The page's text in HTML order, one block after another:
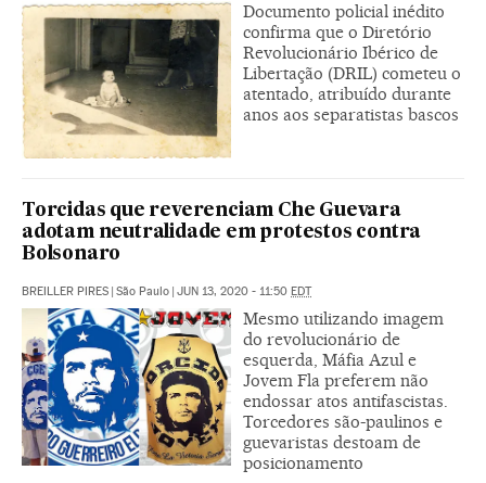
Documento policial inédito
confirma que o Diretório
Revolucionário Ibérico de
Libertação (DRIL) cometeu o
atentado, atribuído durante
anos aos separatistas bascos
Torcidas que reverenciam Che Guevara
adotam neutralidade em protestos contra
Bolsonaro
BREILLER PIRES | São Paulo | JUN 13, 2020 - 11:50 EDT
Mesmo utilizando imagem
do revolucionário de
esquerda, Máfia Azul e
Jovem Fla preferem não
endossar atos antifascistas.
Torcedores são-paulinos e
guevaristas destoam de
posicionamento